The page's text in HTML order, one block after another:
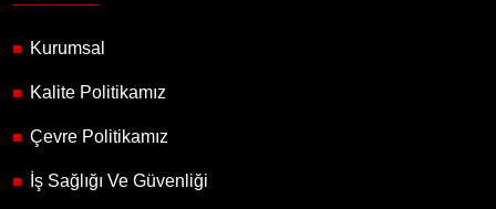
Kurumsal
Kalite Politikamız
Çevre Politikamız
İş Sağlığı Ve Güvenliği